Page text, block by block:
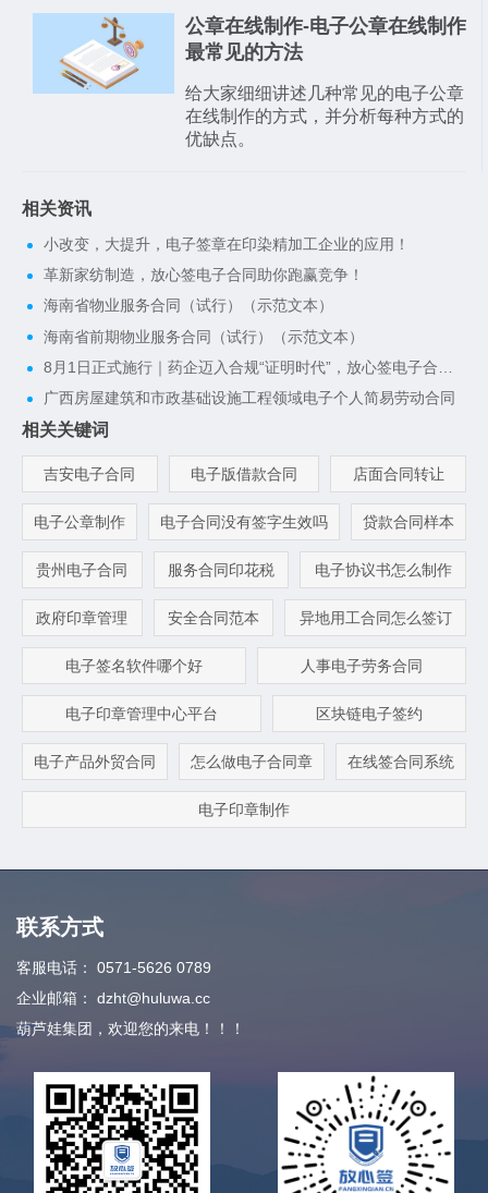
公章在线制作-电子公章在线制作
最常见的方法
给大家细细讲述几种常见的电子公章
在线制作的方式，并分析每种方式的
优缺点。
相关资讯
小改变，大提升，电子签章在印染精加工企业的应用！
革新家纺制造，放心签电子合同助你跑赢竞争！
海南省物业服务合同（试行）（示范文本）
海南省前期物业服务合同（试行）（示范文本）
广西房屋建筑和市政基础设施工程领域电子个人简易劳动合同
相关关键词
吉安电子合同 电子版借款合同 店面合同转让
电子公章制作 电子合同没有签字生效吗 贷款合同样本
贵州电子合同 服务合同印花税 电子协议书怎么制作
政府印章管理 安全合同范本 异地用工合同怎么签订
电子签名软件哪个好 人事电子劳务合同
电子印章管理中心平台 区块链电子签约
电子产品外贸合同 怎么做电子合同章 在线签合同系统
电子印章制作
联系方式
客服电话：
0571-5626 0789
企业邮箱：
dzht@huluwa.cc
葫芦娃集团，欢迎您的来电！！！